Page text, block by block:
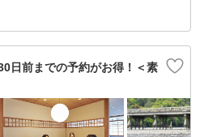
日前までの予約がお得！＜素